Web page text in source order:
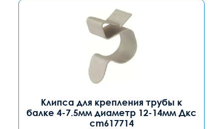
Клипса для крепления трубы к
балке 4-7.5мм диаметр 12-14мм Дкс
cm617714